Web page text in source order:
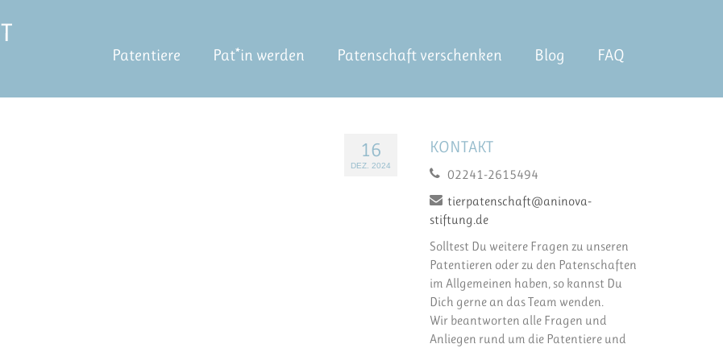
Patentiere Pat*in werden Patenschaft verschenken Blog FAQ
16
DEZ. 2024
KONTAKT
02241-2615494
tierpatenschaft@aninova-
stiftung.de
Solltest Du weitere Fragen zu unseren
Patentieren oder zu den Patenschaften
im Allgemeinen haben, so kannst Du
Dich gerne an das Team wenden.
Wir beantworten alle Fragen und
Anliegen rund um die Patentiere und